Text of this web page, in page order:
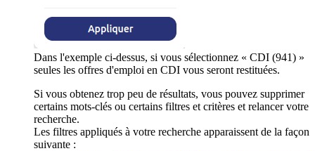
Dans l'exemple ci-dessus, si vous sélectionnez « CDI (941) »
seules les offres d'emploi en CDI vous seront restituées.
Si vous obtenez trop peu de résultats, vous pouvez supprimer
certains mots-clés ou certains filtres et critères et relancer votre
recherche.
Les filtres appliqués à votre recherche apparaissent de la façon
suivante :